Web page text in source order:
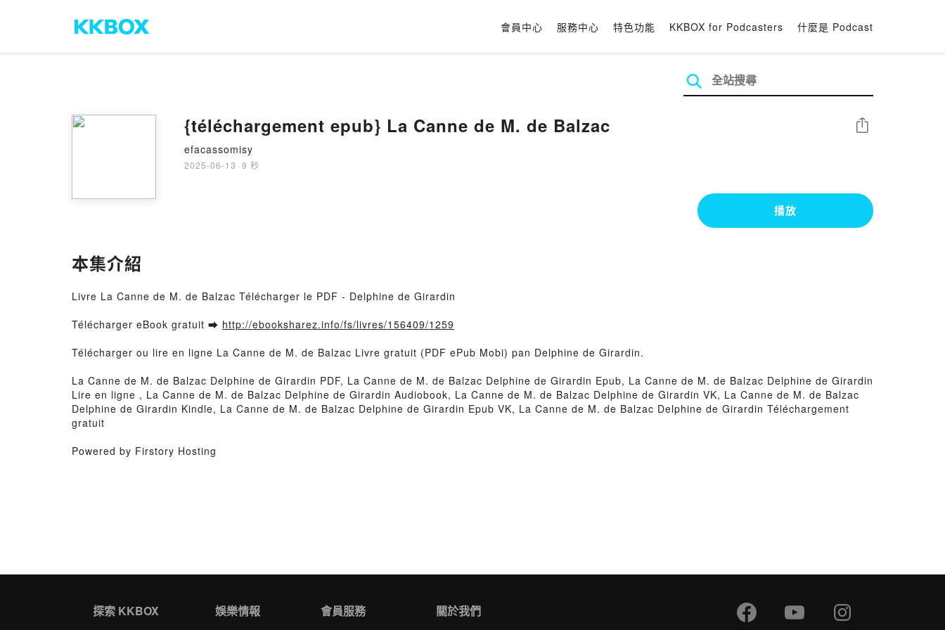
會員中心 服務中心 特色功能 KKBOX for Podcasters 什麼是 Podcast
{téléchargement epub} La Canne de M. de Balzac
efacassomisy
2025-06-13 · 9 秒
分享
播放
本集介紹
Livre La Canne de M. de Balzac Télécharger le PDF - Delphine de Girardin
Télécharger eBook gratuit ➡ http://ebooksharez.info/fs/livres/156409/1259
Télécharger ou lire en ligne La Canne de M. de Balzac Livre gratuit (PDF ePub Mobi) pan Delphine de Girardin.
La Canne de M. de Balzac Delphine de Girardin PDF, La Canne de M. de Balzac Delphine de Girardin Epub, La Canne de M. de Balzac Delphine de Girardin
Lire en ligne , La Canne de M. de Balzac Delphine de Girardin Audiobook, La Canne de M. de Balzac Delphine de Girardin VK, La Canne de M. de Balzac
Delphine de Girardin Kindle, La Canne de M. de Balzac Delphine de Girardin Epub VK, La Canne de M. de Balzac Delphine de Girardin Téléchargement
gratuit
Powered by Firstory Hosting
探索 KKBOX 娛樂情報 會員服務 關於我們